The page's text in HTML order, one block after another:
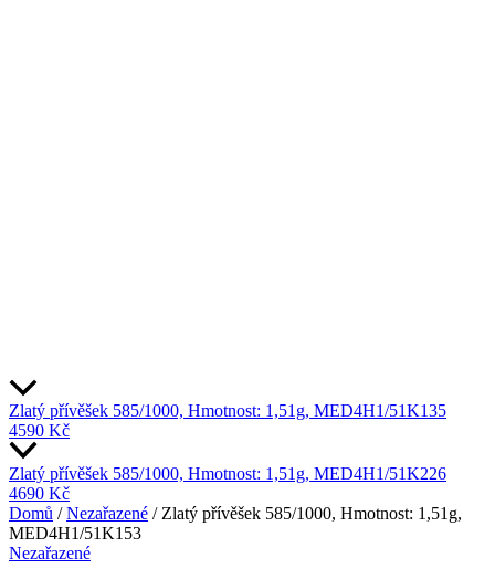
Zlatý přívěšek 585/1000, Hmotnost: 1,51g, MED4H1/51K135
4590 Kč
Zlatý přívěšek 585/1000, Hmotnost: 1,51g, MED4H1/51K226
4690 Kč
Domů /Nezařazené / Zlatý přívěšek 585/1000, Hmotnost: 1,51g,
MED4H1/51K153
Nezařazené